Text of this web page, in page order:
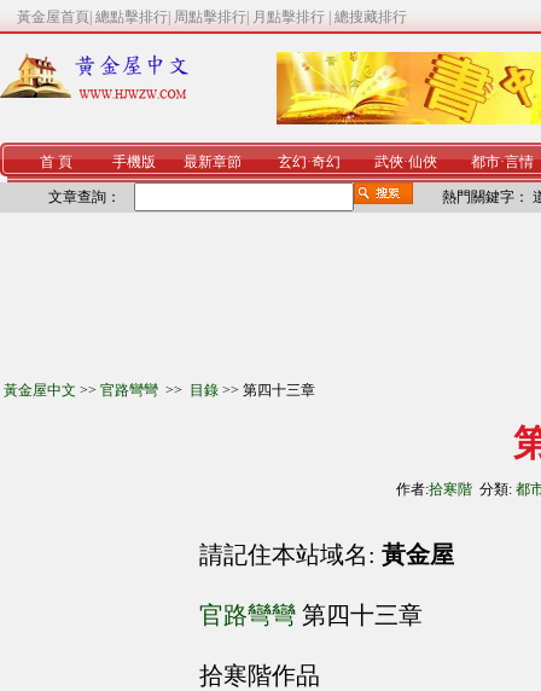
黃金屋首頁 總點擊排行 周點擊排行 月點擊排行 總搜藏排行
首 頁 手機版 最新章節 玄幻·奇幻 武俠·仙俠 都市·言情
文章查詢： 熱門關鍵字：
黃金屋中文 >> 官路彎彎 >> 目錄 >> 第四十三章
作者:拾寒階 分類: 都
請記住本站域名: 黃金屋
官路彎彎 第四十三章
拾寒階作品